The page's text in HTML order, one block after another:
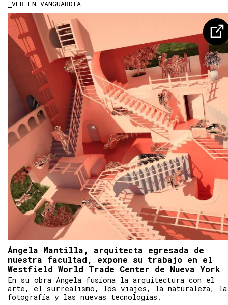
VER EN VANGUARDIA
Ángela Mantilla, arquitecta egresada de
nuestra facultad, expone su trabajo en el
Westfield World Trade Center de Nueva York
En su obra Angela fusiona la arquitectura con el
arte, el surrealismo, los viajes, la naturaleza, la
fotografía y las nuevas tecnologías.